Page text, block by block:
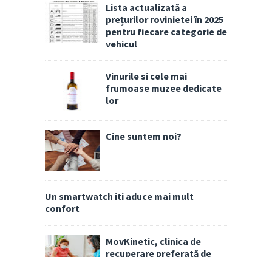
Lista actualizată a
prețurilor rovinietei în 2025
pentru fiecare categorie de
vehicul
Vinurile si cele mai
frumoase muzee dedicate
lor
Cine suntem noi?
Un smartwatch iti aduce mai mult
confort
MovKinetic, clinica de
recuperare preferată de